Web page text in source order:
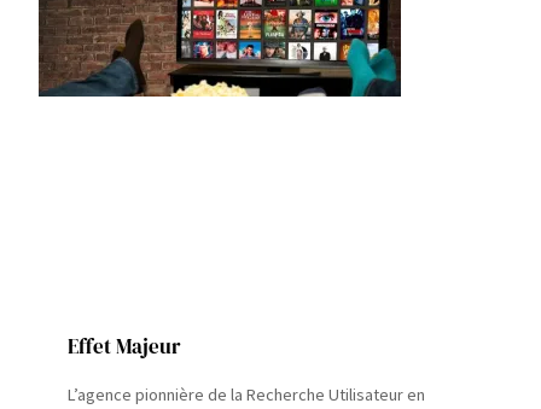
Effet Majeur
L’agence pionnière de la Recherche Utilisateur en